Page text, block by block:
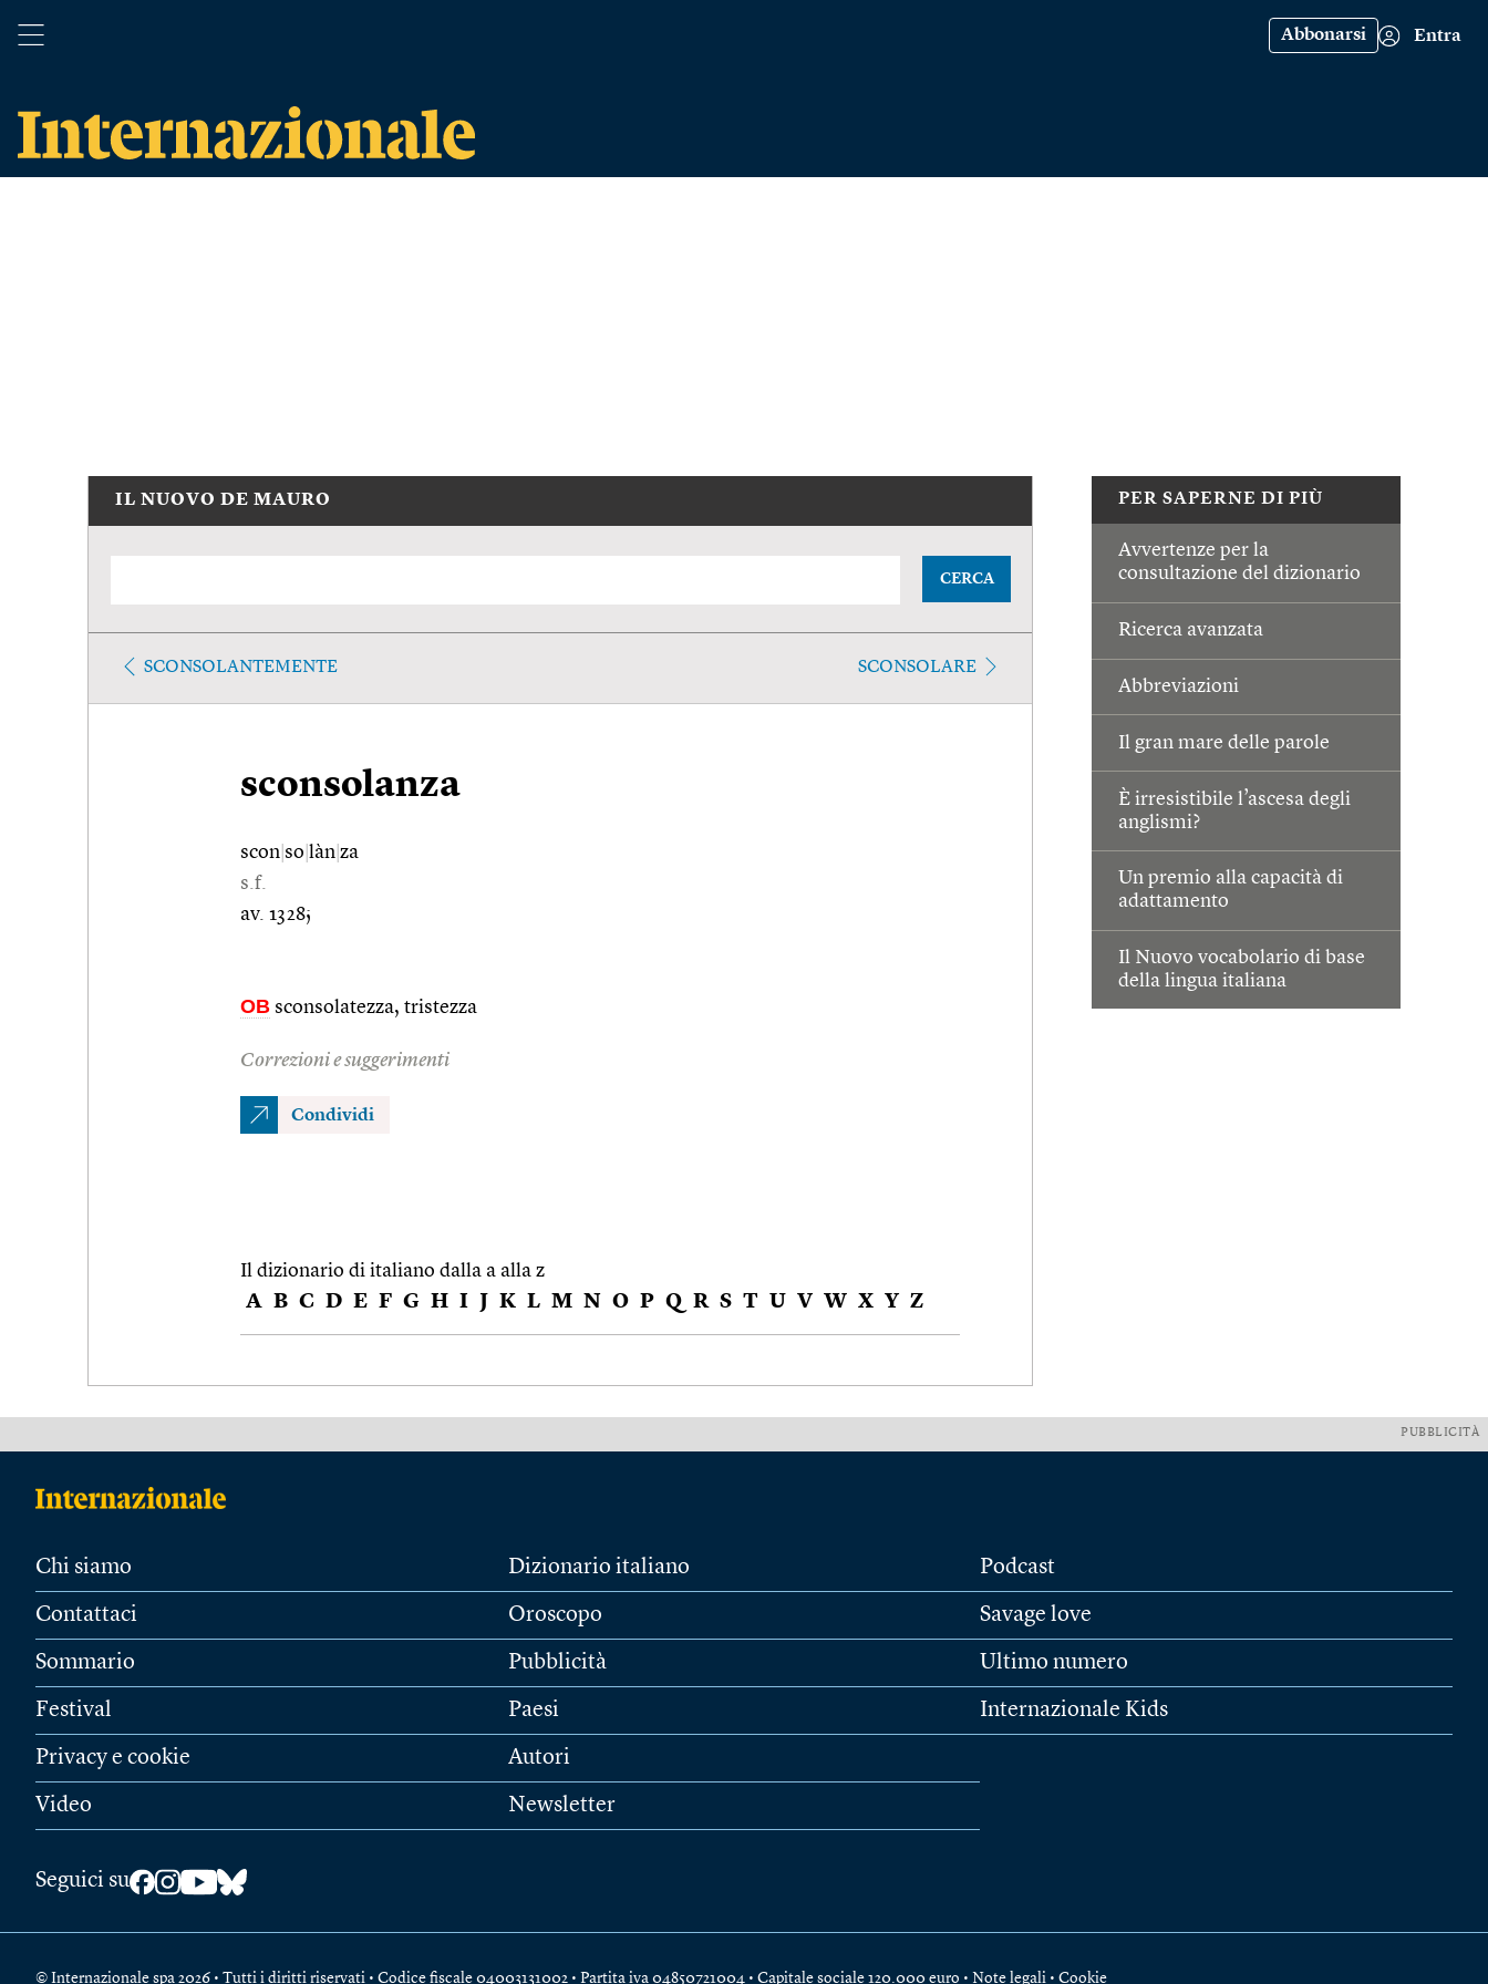
Abbonarsi Entra
PER SAPERNE DI PIÙ
Avvertenze per la
consultazione del dizionario
Ricerca avanzata
Abbreviazioni
Il gran mare delle parole
È irresistibile l’ascesa degli
anglismi?
Un premio alla capacità di
adattamento
Il Nuovo vocabolario di base
della lingua italiana
IL NUOVO DE MAURO
CERCA
SCONSOLANTEMENTE SCONSOLARE
sconsolanza
scon so làn za
s.f.
av. 1328;
OB sconsolatezza, tristezza
Correzioni e suggerimenti
Condividi
Il dizionario di italiano dalla a alla z
A B C D E F G H I J K L M N O P Q R S T U V W X Y Z
PUBBLICITÀ
Chi siamo
Contattaci
Sommario
Festival
Privacy e cookie
Video
Dizionario italiano
Oroscopo
Pubblicità
Paesi
Autori
Newsletter
Podcast
Savage love
Ultimo numero
Internazionale Kids
Seguici su
© Internazionale spa 2026 • Tutti i diritti riservati • Codice fiscale 04003131002 • Partita iva 04850721004 • Capitale sociale 120.000 euro • Note legali • Cookie